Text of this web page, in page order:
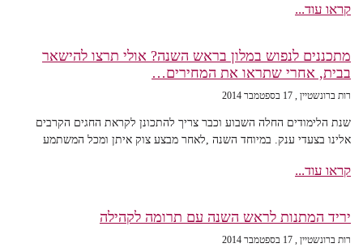
קראו עוד...
מתכננים לנפוש במלון בראש השנה? אולי תרצו להישאר
בבית, אחרי שתראו את המחירים…
רות ברונשטיין 17 בספטמבר 2014
שנת הלימודים החלה השבוע וכבר צריך להתכונן לקראת החגים הקרבים
אלינו בצעדי ענק. במיוחד השנה ,לאחר מבצע צוק איתן ומכל המשתמע
קראו עוד...
יריד המתנות לראש השנה עם תרומה לקהילה
רות ברונשטיין 17 בספטמבר 2014